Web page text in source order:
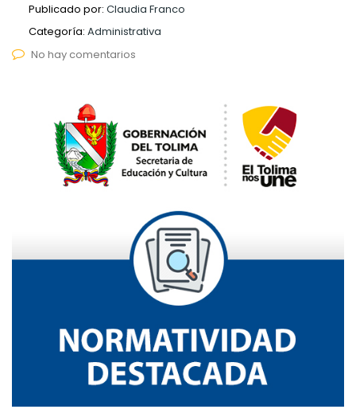
Publicado por: Claudia Franco
Categoría: Administrativa
No hay comentarios